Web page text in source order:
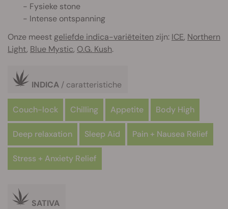
- Fysieke stone
- Intense ontspanning
Onze meest geliefde indica-variëteiten zijn: ICE, Northern
Light, Blue Mystic, O.G. Kush.
INDICA / caratteristiche
Couch-lock Chilling Appetite Body High
Deep relaxation Sleep Aid Pain + Nausea Relief
Stress + Anxiety Relief
SATIVA